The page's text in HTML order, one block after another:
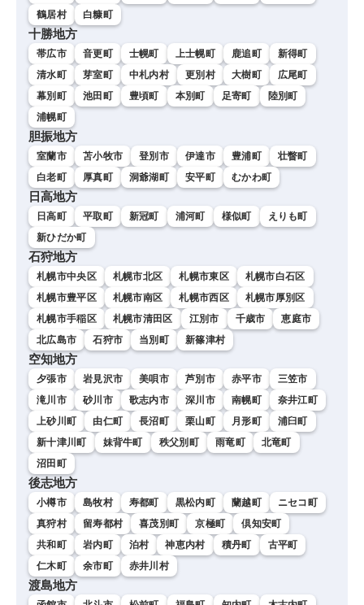
鶴居村 白糠町
十勝地方
帯広市 音更町 士幌町 上士幌町 鹿追町
新得町
清水町
芽室町 中札内村 更別村 大樹町
広尾町
幕別町
池田町 豊頃町 本別町 足寄町
陸別町
浦幌町
胆振地方
室蘭市 苫小牧市 登別市 伊達市 豊浦町
壮瞥町
白老町
厚真町 洞爺湖町 安平町 むかわ町
日高地方
日高町 平取町 新冠町 浦河町 様似町
えりも町
新ひだか町
石狩地方
札幌市中央区 札幌市北区 札幌市東区
札幌市白石区
札幌市豊平区
札幌市南区 札幌市西区
札幌市厚別区
札幌市手稲区
札幌市清田区 江別市 千歳市
恵庭市
北広島市
石狩市 当別町 新篠津村
空知地方
夕張市 岩見沢市 美唄市 芦別市 赤平市
三笠市
滝川市
砂川市 歌志内市 深川市 南幌町
奈井江町
上砂川町
由仁町 長沼町 栗山町 月形町
浦臼町
新十津川町
妹背牛町 秩父別町 雨竜町
北竜町
沼田町
後志地方
小樽市 島牧村 寿都町 黒松内町 蘭越町
ニセコ町
真狩村
留寿都村 喜茂別町 京極町
倶知安町
共和町
岩内町 泊村 神恵内村 積丹町
古平町
仁木町
余市町 赤井川村
渡島地方